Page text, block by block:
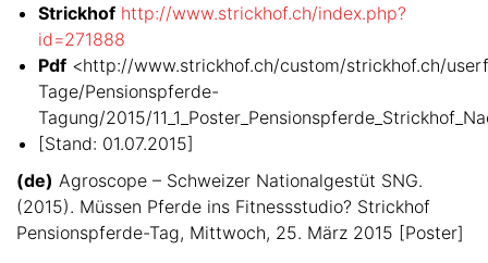
Strickhof http://www.strickhof.ch/index.php?
id=271888
Pdf <http://www.strickhof.ch/custom/strickhof.ch/
Tage/Pensionspferde-
Tagung/2015/
[Stand: 01.07.2015]
(de) Agroscope – Schweizer Nationalgestüt SNG.
(2015). Müssen Pferde ins Fitnessstudio? Strickhof
Pensionspferde-Tag, Mittwoch, 25. März 2015 [Poster]